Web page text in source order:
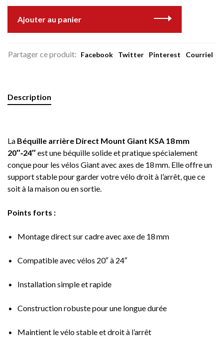
Ajouter au panier
Partager ce produit: Facebook Twitter Pinterest Courriel
Description
La Béquille arrière Direct Mount Giant KSA 18 mm
20″‑24″est une béquille solide et pratique spécialement
conçue pour les vélos Giant avec axes de 18 mm. Elle offre un
support stable pour garder votre vélo droit à l’arrêt, que ce
soit à la maison ou en sortie.
Points forts :
Montage direct sur cadre avec axe de 18 mm
Compatible avec vélos 20″ à 24″
Installation simple et rapide
Construction robuste pour une longue durée
Maintient le vélo stable et droit à l’arrêt